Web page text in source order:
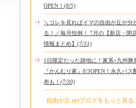
じまりました！※数量限定その日のおす
cheese & booze ost
【 平日限定ランチメニュー 】 ワンプレ
トランチ登場！！パスタやリゾットにも
色々付くようにな..
京都九条ねぎ焼き専門店 ねぎ家 -時
家 旬-
【ランチ限定】鉄板炙りホルモン丼🔥本
OPEN！ (8/5)
＼コレを見ればイマの自由が丘が分
る！／毎月恒例！ 7月の【新店・閉
情報まとめ】 (7/31)
1日限定だった跡地に！家系×九州豚
『かんむり家』8/3OPEN！永久パス
布も！ (7/30)
自由が丘.netブログをもっと見る